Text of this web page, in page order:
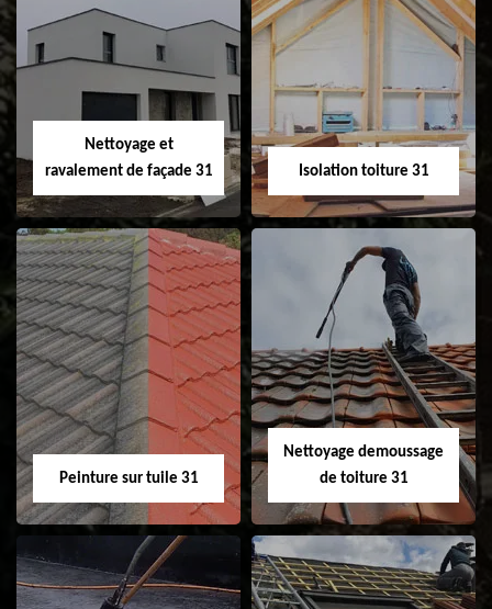
Pose et
changement de
fenêtre de toit et
Velux 31
Nettoyage et pose
Nettoyage et
ravalement de façade 31
Nettoyage et
ravalement de
façade 31
Isolation toiture 31
Isolation toiture 31
Peinture sur tuile 31
Nettoyage demoussage
de toiture 31